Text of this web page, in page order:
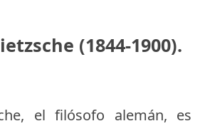
(1844-1900).
el filósofo alemán, es